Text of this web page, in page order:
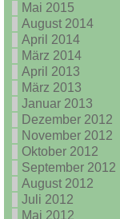
Mai 2015
August 2014
April 2014
März 2014
April 2013
März 2013
Januar 2013
Dezember 2012
November 2012
Oktober 2012
September 2012
August 2012
Juli 2012
Mai 2012